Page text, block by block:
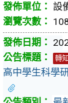
設
轉知
高中學生科學